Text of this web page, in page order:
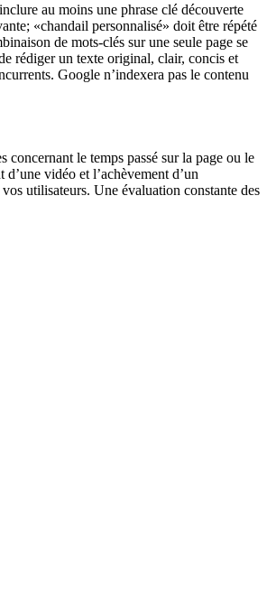
au moins une phrase clé découverte
«chandail personnalisé» doit être répété
de mots-clés sur une seule page se
rédiger un texte original, clair, concis et
Google n’indexera pas le contenu
concernant le temps passé sur la page ou le
vidéo et l’achèvement d’un
utilisateurs. Une évaluation constante des